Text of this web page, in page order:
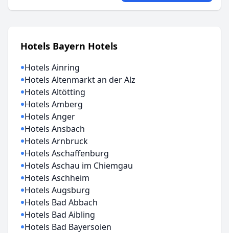
Hotels Bayern Hotels
Hotels Ainring
Hotels Altenmarkt an der Alz
Hotels Altötting
Hotels Amberg
Hotels Anger
Hotels Ansbach
Hotels Arnbruck
Hotels Aschaffenburg
Hotels Aschau im Chiemgau
Hotels Aschheim
Hotels Augsburg
Hotels Bad Abbach
Hotels Bad Aibling
Hotels Bad Bayersoien